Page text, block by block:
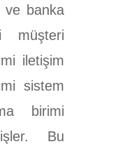
ve banka
müşteri
iletişim
sistem
birimi
işler. Bu